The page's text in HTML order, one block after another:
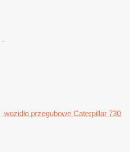
wozidło przegubowe Caterpillar 730